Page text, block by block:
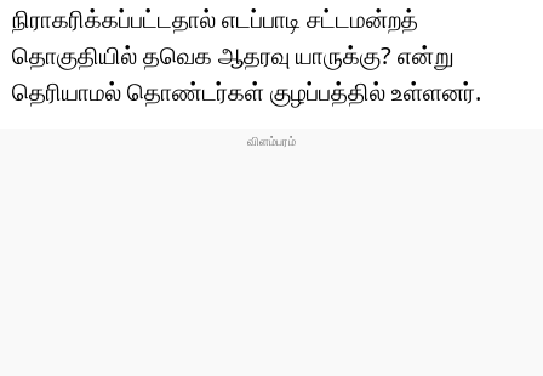
நிராகரிக்கப்பட்டதால் எடப்பாடி சட்டமன்றத்
தொகுதியில் தவெக ஆதரவு யாருக்கு? என்று
தெரியாமல் தொண்டர்கள் குழப்பத்தில் உள்ளனர்.